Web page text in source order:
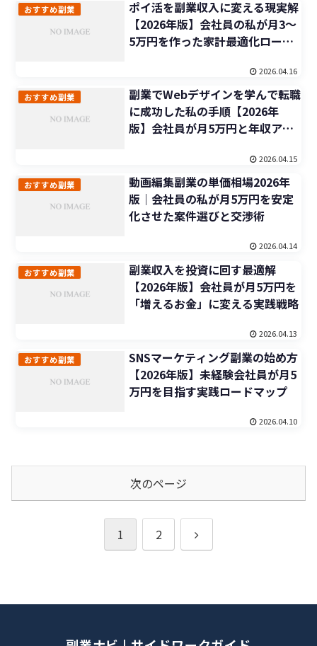
おすすめ副業
ポイ活を副業収入に変える現実解
【2026年版】会社員の私が月3〜
5万円を作った家計最適化ロード
2026.04.16
おすすめ副業
副業でWebデザインを学んで転職
に成功した私の手順【2026年
版】会社員が月5万円と年収アッ
2026.04.15
おすすめ副業
動画編集副業の単価相場2026年
版｜会社員の私が月5万円を安定
化させた案件選びと交渉術
2026.04.14
おすすめ副業
副業収入を投資に回す最適解
【2026年版】会社員が月5万円を
「増えるお金」に変える実践戦略
2026.04.13
おすすめ副業
SNSマーケティング副業の始め方
【2026年版】未経験会社員が月5
万円を目指す実践ロードマップ
2026.04.10
次のページ
1 2
次